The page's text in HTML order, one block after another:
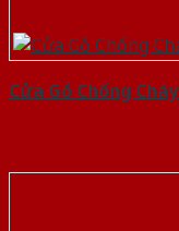
Cửa Gỗ Chống